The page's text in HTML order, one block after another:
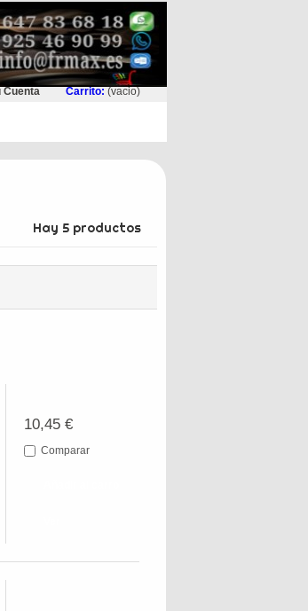
Cuenta Carrito: (vacio)
Hay 5 productos
10,45 €
Comparar